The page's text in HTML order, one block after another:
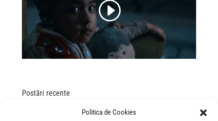
Politica de Cookies
Postări recente
„Spre infinit și dincolo de el!” – gala de lansare Povestea